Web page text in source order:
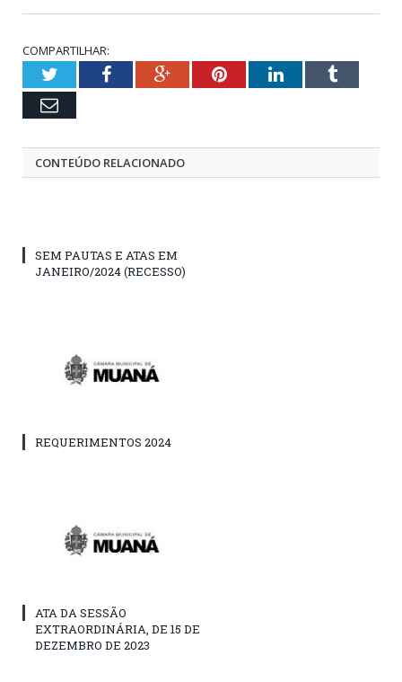
COMPARTILHAR:
TwitterFacebookGoogle+PinterestLinkedInTumblr
Email
CONTEÚDO RELACIONADO
SEM PAUTAS E ATAS EM
JANEIRO/2024 (RECESSO)
REQUERIMENTOS 2024
ATA DA SESSÃO
EXTRAORDINÁRIA, DE 15 DE
DEZEMBRO DE 2023